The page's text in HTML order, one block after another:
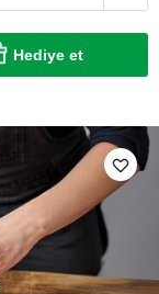
Hediye et